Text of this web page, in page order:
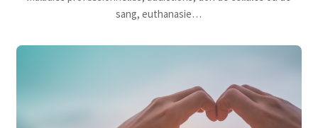
sang, euthanasie…